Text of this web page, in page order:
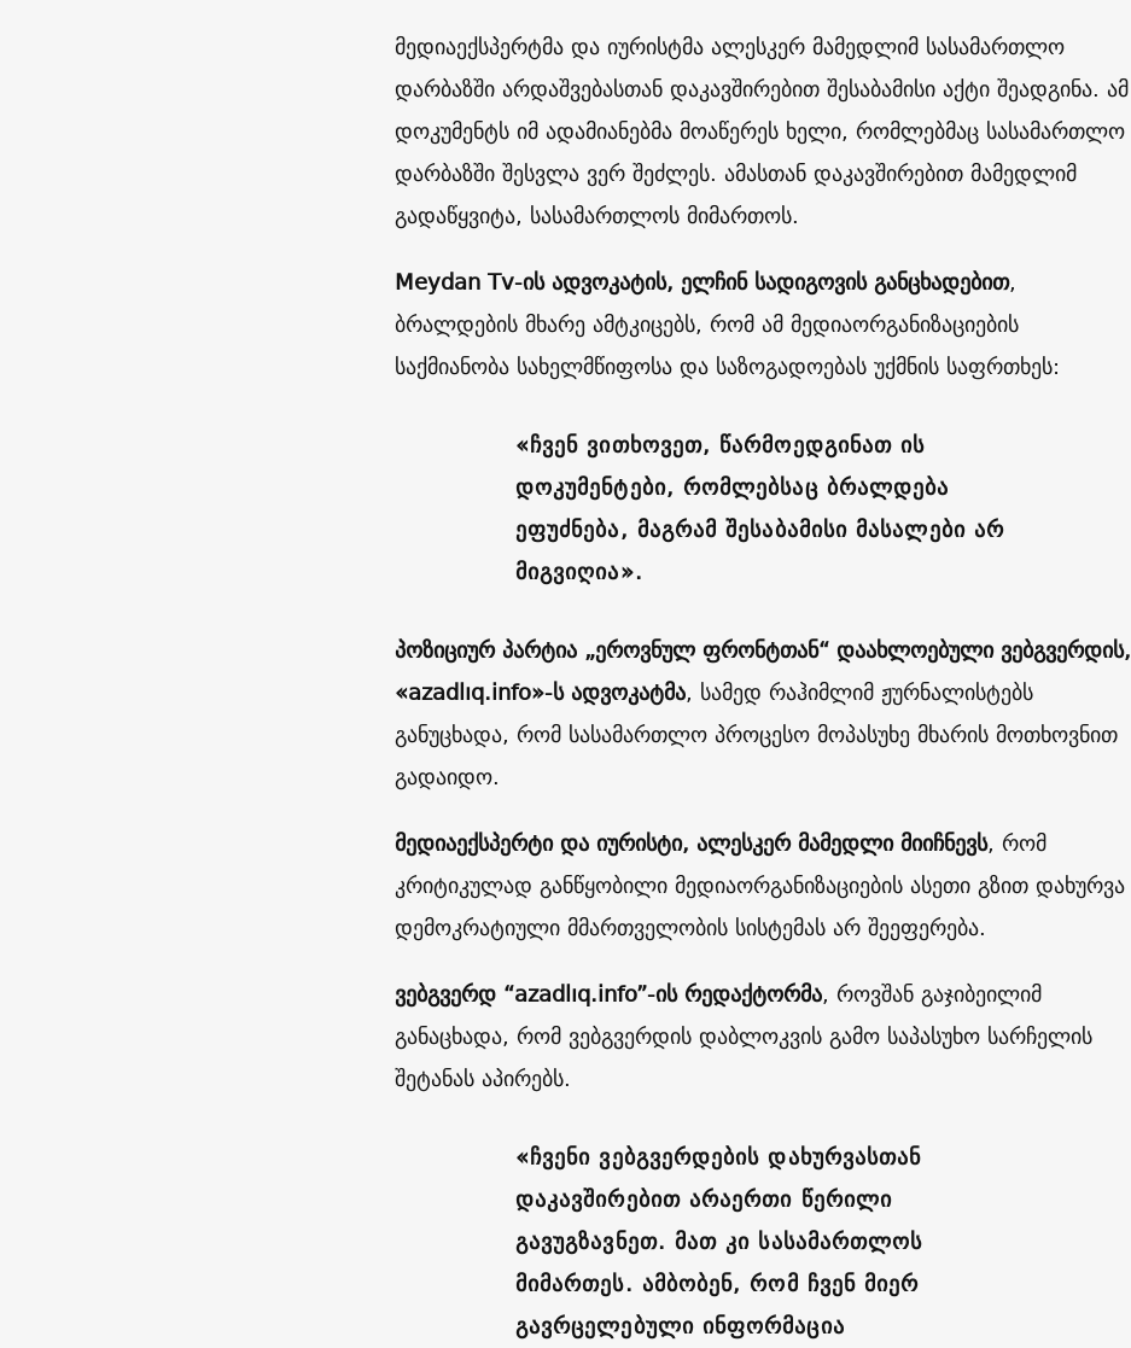
მედიაექსპერტმა და იურისტმა ალესკერ მამედლიმ სასამართლო
დარბაზში არდაშვებასთან დაკავშირებით შესაბამისი აქტი შეადგინა. ამ
დოკუმენტს იმ ადამიანებმა მოაწერეს ხელი, რომლებმაც სასამართლო
დარბაზში შესვლა ვერ შეძლეს. ამასთან დაკავშირებით მამედლიმ
გადაწყვიტა, სასამართლოს მიმართოს.
Meydan Tv-ის ადვოკატის, ელჩინ სადიგოვის განცხადებით,
ბრალდების მხარე ამტკიცებს, რომ ამ მედიაორგანიზაციების
საქმიანობა სახელმწიფოსა და საზოგადოებას უქმნის საფრთხეს:
«ჩვენ ვითხოვეთ, წარმოედგინათ ის
დოკუმენტები, რომლებსაც ბრალდება
ეფუძნება, მაგრამ შესაბამისი მასალები არ
მიგვიღია».
პოზიციურ პარტია „ეროვნულ ფრონტთან“ დაახლოებული ვებგვერდის,
«azadlıq.info»-ს ადვოკატმა, სამედ რაჰიმლიმ ჟურნალისტებს
განუცხადა, რომ სასამართლო პროცესო მოპასუხე მხარის მოთხოვნით
გადაიდო.
მედიაექსპერტი და იურისტი, ალესკერ მამედლი მიიჩნევს, რომ
კრიტიკულად განწყობილი მედიაორგანიზაციების ასეთი გზით დახურვა
დემოკრატიული მმართველობის სისტემას არ შეეფერება.
ვებგვერდ “azadlıq.info”-ის რედაქტორმა, როვშან გაჯიბეილიმ
განაცხადა, რომ ვებგვერდის დაბლოკვის გამო საპასუხო სარჩელის
შეტანას აპირებს.
«ჩვენი ვებგვერდების დახურვასთან
დაკავშირებით არაერთი წერილი
გავუგზავნეთ. მათ კი სასამართლოს
მიმართეს. ამბობენ, რომ ჩვენ მიერ
გავრცელებული ინფორმაცია